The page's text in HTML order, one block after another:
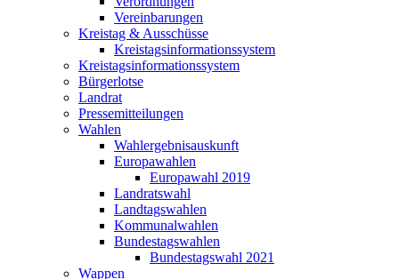
Vereinbarungen
Kreistag & Ausschüsse
Kreistagsinformationssystem
Kreistagsinformationssystem
Bürgerlotse
Landrat
Pressemitteilungen
Wahlen
Wahlergebnisauskunft
Europawahlen
Europawahl 2019
Landratswahl
Landtagswahlen
Kommunalwahlen
Bundestagswahlen
Bundestagswahl 2021
Wappen